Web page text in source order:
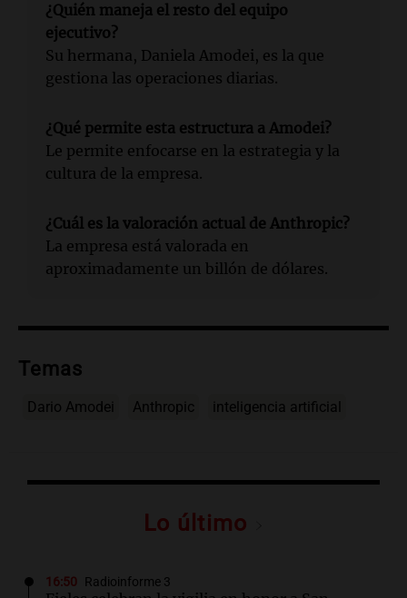
¿Quién maneja el resto del equipo
ejecutivo?
Su hermana, Daniela Amodei, es la que
gestiona las operaciones diarias.
¿Qué permite esta estructura a Amodei?
Le permite enfocarse en la estrategia y la
cultura de la empresa.
¿Cuál es la valoración actual de Anthropic?
La empresa está valorada en
aproximadamente un billón de dólares.
Temas
Dario Amodei Anthropic inteligencia artificial
Lo último
16:50 Radioinforme 3